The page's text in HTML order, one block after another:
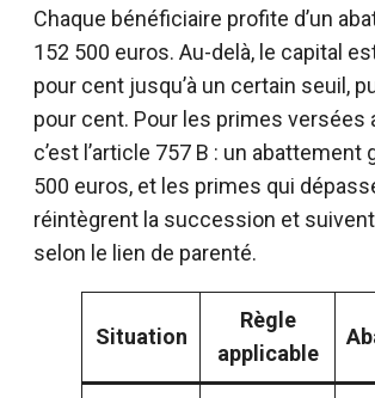
Chaque bénéficiaire profite d’un
152 500 euros. Au-delà, le capital
pour cent jusqu’à un certain seuil,
pour cent. Pour les primes versées
c’est l’article 757 B : un abattement
500 euros, et les primes qui
réintègrent la succession et
selon le lien de parenté.
Situation
Règle
applicable